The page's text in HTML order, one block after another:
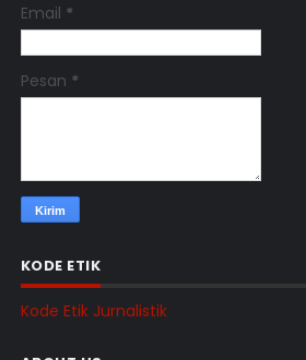
Email *
Pesan *
KODE ETIK
Kode Etik Jurnalistik